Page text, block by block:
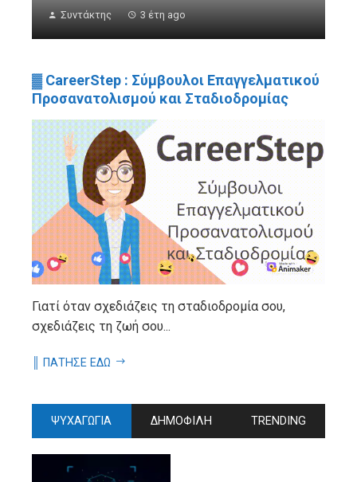
Συντάκτης 3 έτη ago
▓ CareerStep : Σύμβουλοι Επαγγελματικού
Προσανατολισμού και Σταδιοδρομίας
Γιατί όταν σχεδιάζεις τη σταδιοδρομία σου,
σχεδιάζεις τη ζωή σου...
║ ΠΑΤΗΣΕ ΕΔΩ
ΨΥΧΑΓΩΓΙΑ ΔΗΜΟΦΙΛΗ TRENDING